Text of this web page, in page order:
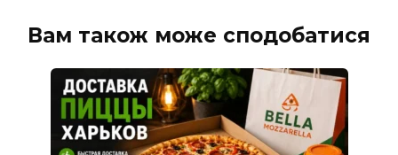
Вам також може сподобатися